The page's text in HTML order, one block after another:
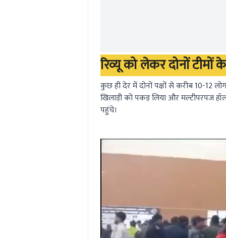
रिव्यू को लेकर दोनों
कुछ ही देर में दोनों पक्षों से करीब 10-12
खिलाड़ी को पकड़ लिया और मल्टीपरपज
पहुंचे।